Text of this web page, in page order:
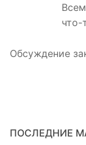
что-
Обсуждение
ПОСЛЕДНИЕ